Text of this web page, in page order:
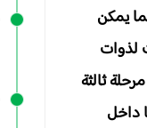
يمكن
لذوات
ثالثة
داخل